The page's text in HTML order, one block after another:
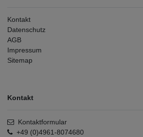
Kontakt
Datenschutz
AGB
Impressum
Sitemap
Kontakt
Kontaktformular
+49 (0)4961-8074680